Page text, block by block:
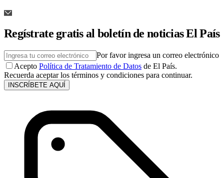
Regístrate gratis al boletín de noticias El País
Por favor ingresa un correo electrónico
Acepto Política de Tratamiento de Datos de El País.
Recuerda aceptar los términos y condiciones para continuar.
INSCRÍBETE AQUÍ